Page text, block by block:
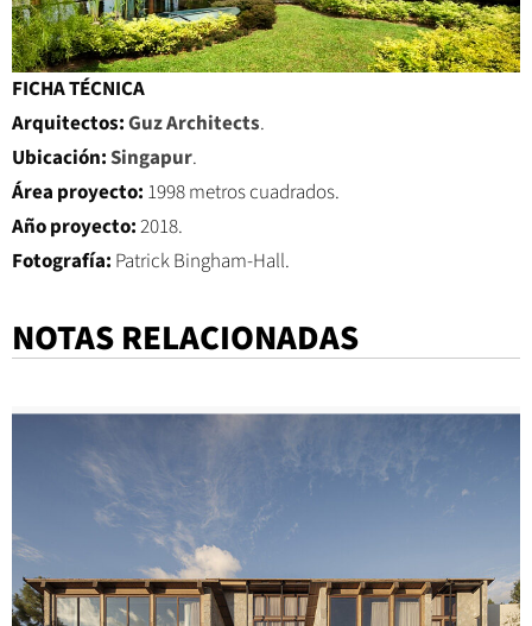
FICHA TÉCNICA
Arquitectos:Guz Architects.
Ubicación:Singapur.
Área proyecto: 1998 metros cuadrados.
Año proyecto:2018.
Fotografía: Patrick Bingham-Hall.
NOTAS RELACIONADAS